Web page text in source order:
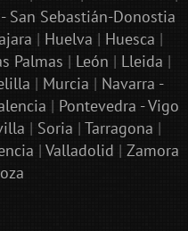
San Sebastián-Donostia
| Huelva | Huesca |
Palmas | León | Lleida |
| Murcia | Navarra -
| Pontevedra - Vigo
| Soria | Tarragona |
| Valladolid | Zamora